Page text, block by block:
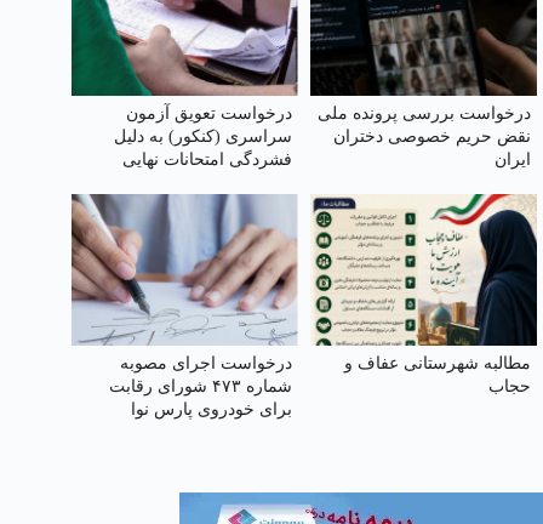
درخواست بررسی پرونده ملی
نقض حریم خصوصی دختران
ایران
درخواست تعویق آزمون
سراسری (کنکور) به دلیل
فشردگی امتحانات نهایی
مطالبه شهرستانی عفاف و
حجاب
درخواست اجرای مصوبه
شماره ۴۷۳ شورای رقابت
برای خودروی پارس نوا